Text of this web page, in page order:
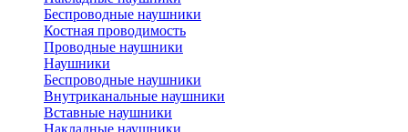
Беспроводные наушники
Костная проводимость
Проводные наушники
Наушники
Беспроводные наушники
Внутриканальные наушники
Вставные наушники
Накладные наушники